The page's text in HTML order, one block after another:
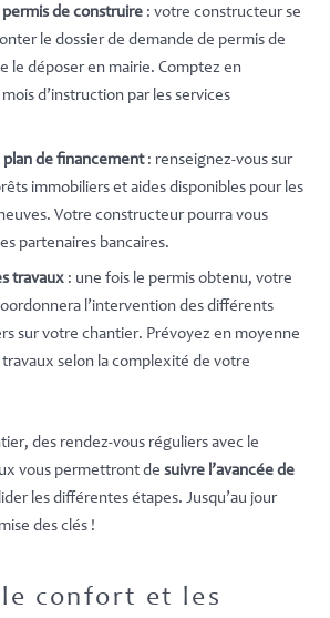
de construire : votre constructeur se
le dossier de demande de permis de
le déposer en mairie. Comptez en
d’instruction par les services
plan de financement: renseignez-vous sur
immobiliers et aides disponibles pour les
Votre constructeur pourra vous
partenaires bancaires.
travaux : une fois le permis obtenu, votre
l’intervention des différents
sur votre chantier. Prévoyez en moyenne
travaux selon la complexité de votre
des rendez-vous réguliers avec le
vous permettront de suivre l’avancée de
les différentes étapes. Jusqu’au jour
des clés !
confort et les